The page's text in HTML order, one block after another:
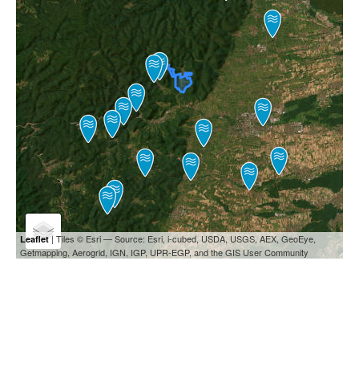
Leaflet| Tiles © Esri — Source: Esri, i-cubed, USDA, USGS, AEX, GeoEye,
Getmapping, Aerogrid, IGN, IGP, UPR-EGP, and the GIS User Community